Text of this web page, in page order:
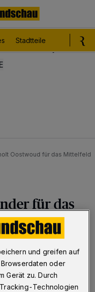
Stadtteile
Oostwoud für das Mittelfeld
für das
Vor dem Pokalspiel
wurde am
Niederländer
und greifen auf
oder
Gerät zu. Durch
Technologien